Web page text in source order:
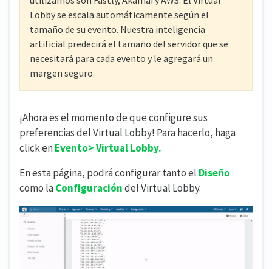
Lobby se escala automáticamente según el
tamaño de su evento. Nuestra inteligencia
artificial predecirá el tamaño del servidor que se
necesitará para cada evento y le agregará un
margen seguro.
¡Ahora es el momento de que configure sus
preferencias del Virtual Lobby! Para hacerlo, haga
click enEvento> Virtual Lobby.
En esta página, podrá configurar tanto el Diseño
como laConfiguracióndel Virtual Lobby.